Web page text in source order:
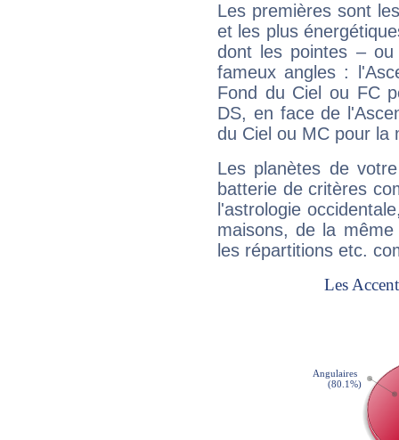
Les premières sont
et les plus
dont les pointes –
fameux angles :
Fond du Ciel ou FC
DS, en face de
du Ciel ou MC pour la
Les planètes de
batterie de critères
l'astrologie
maisons, de la
les répartitions etc.